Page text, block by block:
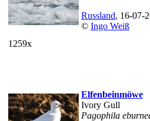
1259x
Russland, 16-07-
© Ingo Weiß
Elfenbeinmöwe
Ivory Gull
Pagophila